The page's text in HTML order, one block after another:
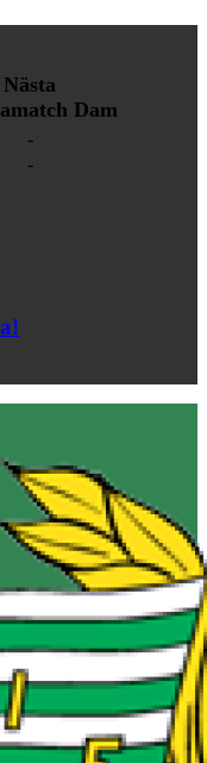
Nästa
Dam
-
-